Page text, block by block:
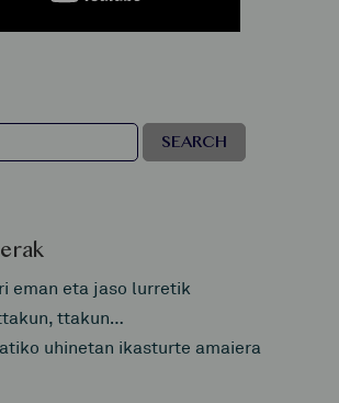
eman eta jaso lurretik
ttakun…
uhinetan ikasturte amaiera